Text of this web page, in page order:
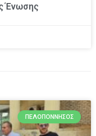
Ένωσης
ΠΕΛΟΠΌΝΝΗΣΟΣ